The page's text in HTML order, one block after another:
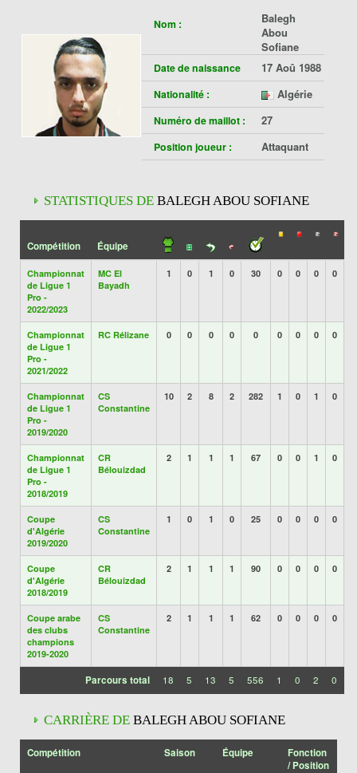
Nom :
Balegh
Abou
Sofiane
Date de naissance 17 Aoû 1988
Nationalité : Algérie
Numéro de maillot : 27
Position joueur : Attaquant
STATISTIQUES DE BALEGH ABOU SOFIANE
Compétition Équipe
Championnat
de Ligue 1
Pro -
2022/2023
MC El
Bayadh
1 0 1 0 30 0 0 0 0
Championnat
de Ligue 1
Pro -
2021/2022
RC Rélizane 0 0 0 0 0 0 0 0 0
Championnat
de Ligue 1
Pro -
2019/2020
CS
Constantine
10 2 8 2 282 1 0 1 0
Championnat
de Ligue 1
Pro -
2018/2019
CR
Bélouizdad
2 1 1 1 67 0 0 1 0
Coupe
d'Algérie
2019/2020
CS
Constantine
1 0 1 0 25 0 0 0 0
Coupe
d'Algérie
2018/2019
CR
Bélouizdad
2 1 1 1 90 0 0 0 0
Coupe arabe
des clubs
champions
2019-2020
CS
Constantine
2 1 1 1 62 0 0 0 0
Parcours total 18 5 13 5 556 1 0 2 0
CARRIÈRE DE BALEGH ABOU SOFIANE
Compétition Saison Équipe
Fonction
/ Position